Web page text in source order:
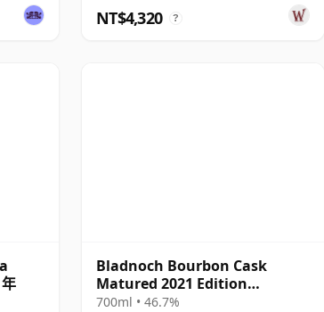
NT$4,320 ?
Bladnoch Bourbon Cask
Matured 2021 Edition
Lowland Single M 11 年
700ml • 46.7%